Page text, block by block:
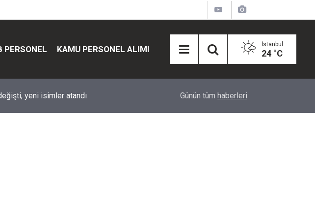
PERSONEL KAMU PERSONEL ALIMI İstanbul
24 °C
yeni isimler atandı Eğiti Bir Sen'den Kadınlar İçin Olay Teklif:
Günün tüm haberleri